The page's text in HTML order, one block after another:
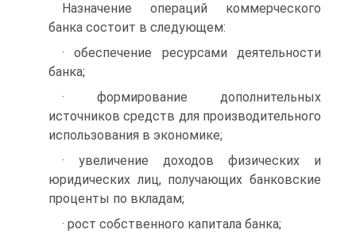
Назначение операций коммерческого
банка состоит в следующем:
· обеспечение ресурсами деятельности
банка;
· формирование дополнительных
источников средств для производительного
использования в экономике;
· увеличение доходов физических и
юридических лиц, получающих банковские
проценты по вкладам;
· рост собственного капитала банка;